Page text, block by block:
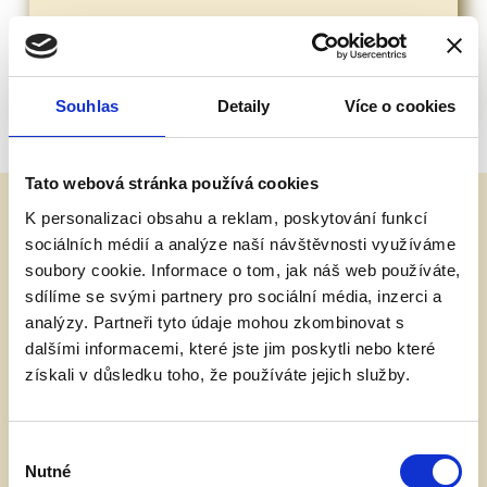
Souhlas Detaily Více o cookies
Tato webová stránka používá cookies
K personalizaci obsahu a reklam, poskytování funkcí
sociálních médií a analýze naší návštěvnosti využíváme
soubory cookie. Informace o tom, jak náš web používáte,
sdílíme se svými partnery pro sociální média, inzerci a
analýzy. Partneři tyto údaje mohou zkombinovat s
dalšími informacemi, které jste jim poskytli nebo které
získali v důsledku toho, že používáte jejich služby.
souhlasu
Nutné
Kanalizace
Nabídka práce
Hledáme nové posily do našeho instalatérského
týmu.
Stěžejní je pro nás samostatnost, zkušenost a